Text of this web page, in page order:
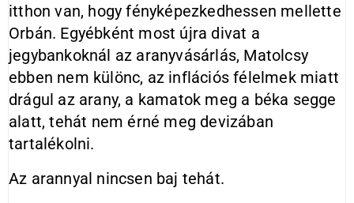
itthon van, hogy fényképezkedhessen mellette
Orbán. Egyébként most újra divat a
jegybankoknál az aranyvásárlás, Matolcsy
ebben nem különc, az inflációs félelmek miatt
drágul az arany, a kamatok meg a béka segge
alatt, tehát nem érné meg devizában
tartalékolni.
Az arannyal nincsen baj tehát.